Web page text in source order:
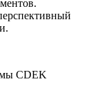
CDEK